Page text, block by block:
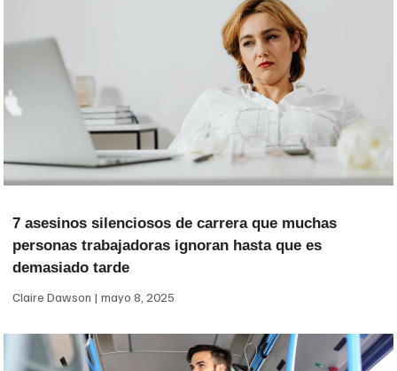
7 asesinos silenciosos de carrera que muchas
personas trabajadoras ignoran hasta que es
demasiado tarde
Claire Dawson mayo 8, 2025